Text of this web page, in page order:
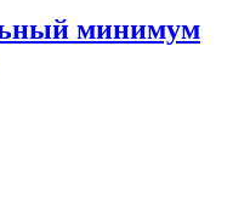
минимум